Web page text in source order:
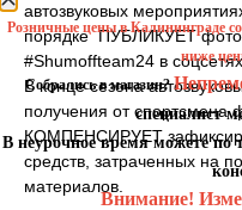
автозвуковых
порядке ПУБЛИКУЕТ
#Shumoffteam24 в
В конце сезона
получения от спортсмена
КОМПЕНСИРУЕТ
средств, затраченных на
материалов.
Розничные цены в Калининграде
ниже
Собрались в магазин?
специалист
В неурочное время можете по
Внимание!